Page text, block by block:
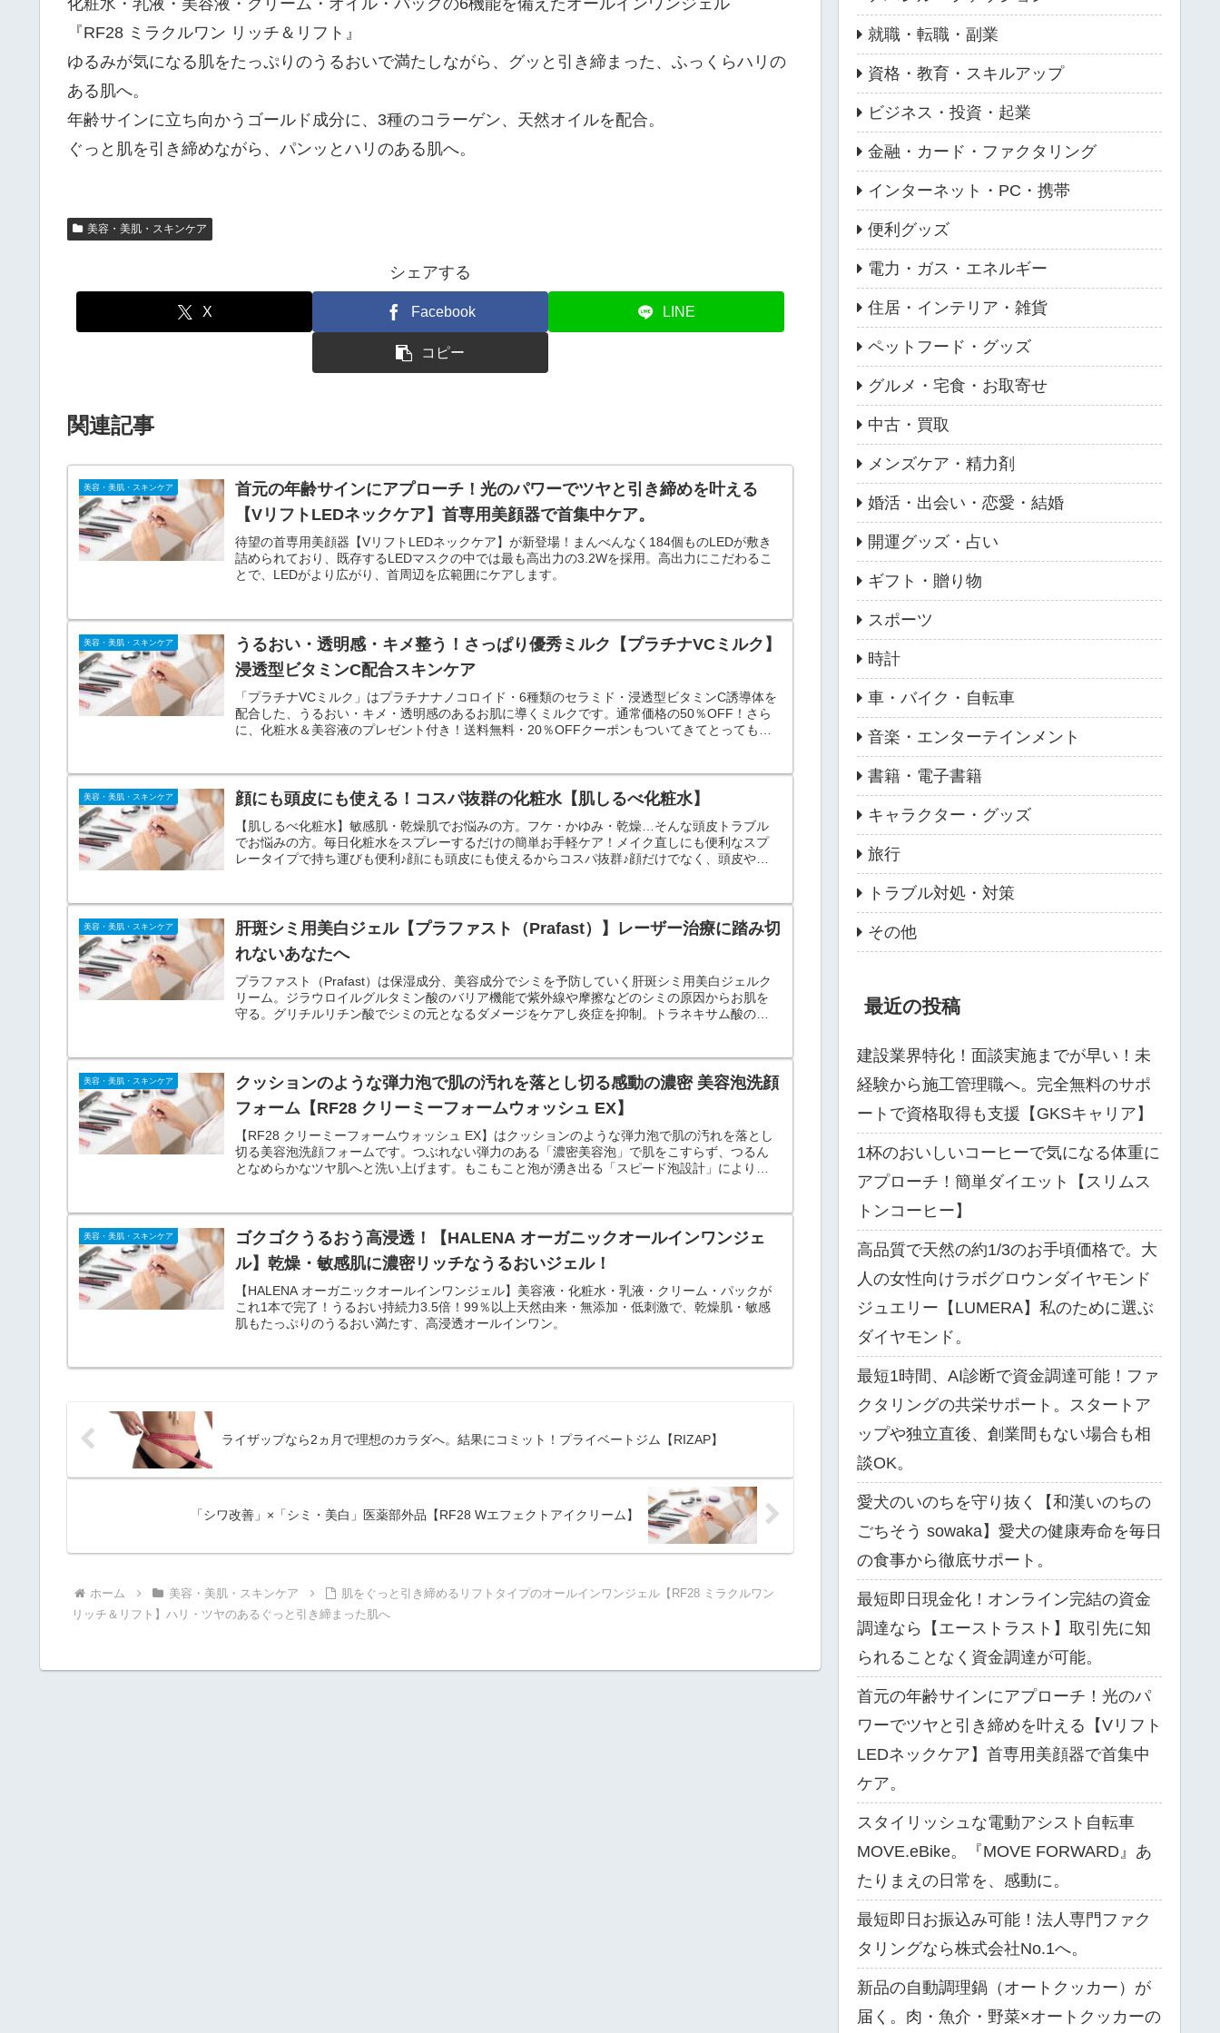
『RF28 ミラクルワン リッチ＆リフト』
ゆるみが気になる肌をたっぷりのうるおいで満たしながら、グッと引き締まった、ふっくらハリの
ある肌へ。
年齢サインに立ち向かうゴールド成分に、3種のコラーゲン、天然オイルを配合。
ぐっと肌を引き締めながら、パンッとハリのある肌へ。
美容・美肌・スキンケア
シェアする
X Facebook LINE
コピー
関連記事
美容・美肌・スキンケア
首元の年齢サインにアプローチ！光のパワーでツヤと引き締めを叶える
【VリフトLEDネックケア】首専用美顔器で首集中ケア。
待望の首専用美顔器【VリフトLEDネックケア】が新登場！まんべんなく184個ものLEDが敷き
詰められており、既存するLEDマスクの中では最も高出力の3.2Wを採用。高出力にこだわるこ
とで、LEDがより広がり、首周辺を広範囲にケアします。
美容・美肌・スキンケア
うるおい・透明感・キメ整う！さっぱり優秀ミルク【プラチナVCミルク】
浸透型ビタミンC配合スキンケア
「プラチナVCミルク」はプラチナナノコロイド・6種類のセラミド・浸透型ビタミンC誘導体を
配合した、うるおい・キメ・透明感のあるお肌に導くミルクです。通常価格の50％OFF！さら
に、化粧水＆美容液のプレゼント付き！送料無料・20％OFFクーポンもついてきてとってもお
美容・美肌・スキンケア 顔にも頭皮にも使える！コスパ抜群の化粧水【肌しるべ化粧水】
【肌しるべ化粧水】敏感肌・乾燥肌でお悩みの方。フケ・かゆみ・乾燥…そんな頭皮トラブル
でお悩みの方。毎日化粧水をスプレーするだけの簡単お手軽ケア！メイク直しにも便利なスプ
レータイプで持ち運びも便利♪顔にも頭皮にも使えるからコスパ抜群♪顔だけでなく、頭皮や体
美容・美肌・スキンケア
肝斑シミ用美白ジェル【プラファスト（Prafast）】レーザー治療に踏み切
れないあなたへ
プラファスト（Prafast）は保湿成分、美容成分でシミを予防していく肝斑シミ用美白ジェルク
リーム。ジラウロイルグルタミン酸のバリア機能で紫外線や摩擦などのシミの原因からお肌を
守る。グリチルリチン酸でシミの元となるダメージをケアし炎症を抑制。トラネキサム酸の美
美容・美肌・スキンケア
クッションのような弾力泡で肌の汚れを落とし切る感動の濃密 美容泡洗顔
フォーム【RF28 クリーミーフォームウォッシュ EX】
【RF28 クリーミーフォームウォッシュ EX】はクッションのような弾力泡で肌の汚れを落とし
切る美容泡洗顔フォームです。つぶれない弾力のある「濃密美容泡」で肌をこすらず、つるん
となめらかなツヤ肌へと洗い上げます。もこもこと泡が湧き出る「スピード泡設計」により素
美容・美肌・スキンケア
ゴクゴクうるおう高浸透！【HALENA オーガニックオールインワンジェ
ル】乾燥・敏感肌に濃密リッチなうるおいジェル！
【HALENA オーガニックオールインワンジェル】美容液・化粧水・乳液・クリーム・パックが
これ1本で完了！うるおい持続力3.5倍！99％以上天然由来・無添加・低刺激で、乾燥肌・敏感
肌もたっぷりのうるおい満たす、高浸透オールインワン。
ライザップなら2ヵ月で理想のカラダへ。結果にコミット！プライベートジム【RIZAP】
「シワ改善」×「シミ・美白」医薬部外品【RF28 Wエフェクトアイクリーム】
ホーム 美容・美肌・スキンケア
肌をぐっと引き締めるリフトタイプのオールインワンジェル【RF28 ミラクルワン
リッチ＆リフト】ハリ・ツヤのあるぐっと引き締まった肌へ
就職・転職・副業
資格・教育・スキルアップ
ビジネス・投資・起業
金融・カード・ファクタリング
インターネット・PC・携帯
便利グッズ
電力・ガス・エネルギー
住居・インテリア・雑貨
ペットフード・グッズ
グルメ・宅食・お取寄せ
中古・買取
メンズケア・精力剤
婚活・出会い・恋愛・結婚
開運グッズ・占い
ギフト・贈り物
スポーツ
時計
車・バイク・自転車
音楽・エンターテインメント
書籍・電子書籍
キャラクター・グッズ
旅行
トラブル対処・対策
その他
最近の投稿
建設業界特化！面談実施までが早い！未
経験から施工管理職へ。完全無料のサポ
ートで資格取得も支援【GKSキャリア】
1杯のおいしいコーヒーで気になる体重に
アプローチ！簡単ダイエット【スリムス
トンコーヒー】
高品質で天然の約1/3のお手頃価格で。大
人の女性向けラボグロウンダイヤモンド
ジュエリー【LUMERA】私のために選ぶ
ダイヤモンド。
最短1時間、AI診断で資金調達可能！ファ
クタリングの共栄サポート。スタートア
ップや独立直後、創業間もない場合も相
談OK。
愛犬のいのちを守り抜く【和漢いのちの
ごちそう sowaka】愛犬の健康寿命を毎日
の食事から徹底サポート。
最短即日現金化！オンライン完結の資金
調達なら【エーストラスト】取引先に知
られることなく資金調達が可能。
首元の年齢サインにアプローチ！光のパ
ワーでツヤと引き締めを叶える【Vリフト
LEDネックケア】首専用美顔器で首集中
ケア。
スタイリッシュな電動アシスト自転車
MOVE.eBike。『MOVE FORWARD』あ
たりまえの日常を、感動に。
最短即日お振込み可能！法人専門ファク
タリングなら株式会社No.1へ。
新品の自動調理鍋（オートクッカー）が
届く。肉・魚介・野菜×オートクッカーの